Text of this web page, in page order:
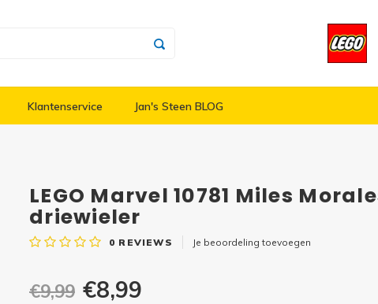
Klantenservice Jan's Steen BLOG
LEGO Marvel 10781 Miles
driewieler
0 REVIEWS Je beoordeling toevoegen
€9,99 €8,99